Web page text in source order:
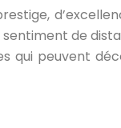
de
peuvent